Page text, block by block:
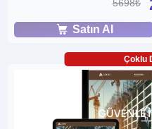
5698₺
Satın Al
Çoklu